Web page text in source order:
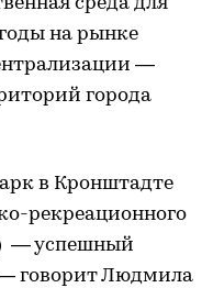
на рынке
—
города
в Кронштадте
рекреационного
— успешный
говорит Людмила